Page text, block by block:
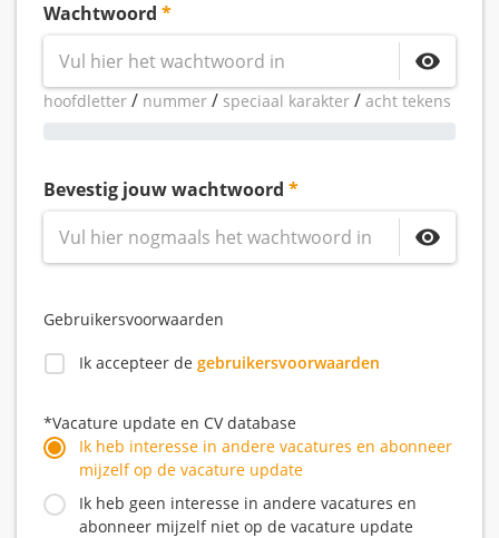
Wachtwoord
hoofdletter / nummer / speciaal karakter / acht tekens
Bevestig jouw wachtwoord
Gebruikersvoorwaarden
Ik accepteer de gebruikersvoorwaarden
*Vacature update en CV database
Ik heb interesse in andere vacatures en abonneer
mijzelf op de vacature update
Ik heb geen interesse in andere vacatures en
abonneer mijzelf niet op de vacature update